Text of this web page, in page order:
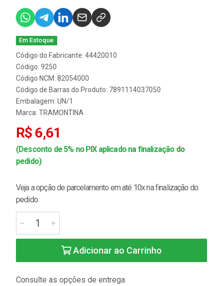
Em Estoque
Código do Fabricante: 44420010
Código: 9250
Código NCM: 82054000
Código de Barras do Produto: 7891114037050
Embalagem: UN/1
Marca: TRAMONTINA
R$ 6,61
(Desconto de 5% no PIX aplicado na finalização do
pedido)
Veja a opção de parcelamento em até 10x na finalização do
pedido.
Adicionar ao Carrinho
Consulte as opções de entrega